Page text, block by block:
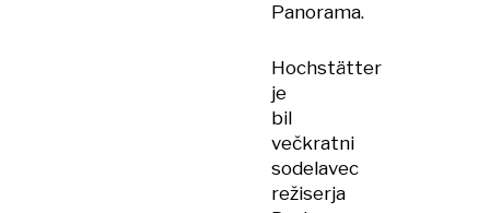
Panorama.
Hochstätter
je
bil
večkratni
sodelavec
režiserja